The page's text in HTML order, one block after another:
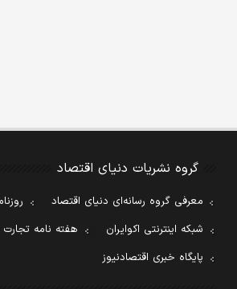
گروه نشریات دنیای اقتصاد
معرفی گروه رسانه‌ای دنیای اقتصاد
شبکه اینترنتی اکوایران
هفته نامه تجارت
پایگاه خبری اقتصادنیوز